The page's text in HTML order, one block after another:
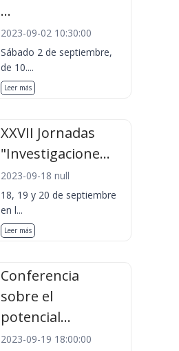
...
2023-09-02 10:30:00
Sábado 2 de septiembre,
de 10....
Leer más
XXVII Jornadas
"Investigacione...
2023-09-18 null
18, 19 y 20 de septiembre
en l...
Leer más
Conferencia
sobre el
potencial...
2023-09-19 18:00:00